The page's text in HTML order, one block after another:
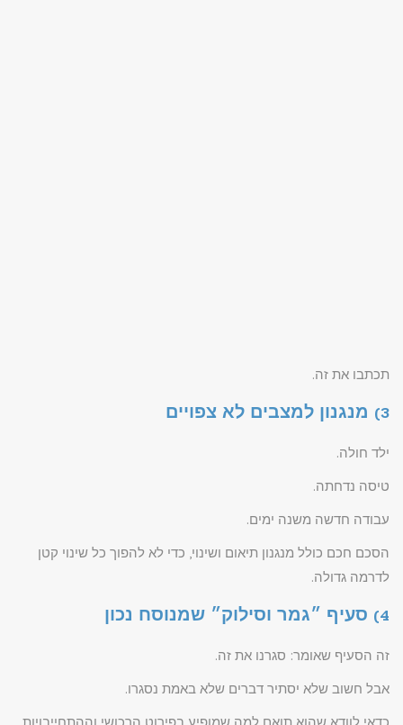
תכתבו את זה.
3) מנגנון למצבים לא צפויים
ילד חולה.
טיסה נדחתה.
עבודה חדשה משנה ימים.
הסכם חכם כולל מנגנון תיאום ושינוי, כדי לא להפוך כל שינוי קטן
לדרמה גדולה.
4) סעיף ״גמר וסילוק״ שמנוסח נכון
זה הסעיף שאומר: סגרנו את זה.
אבל חשוב שלא יסתיר דברים שלא באמת נסגרו.